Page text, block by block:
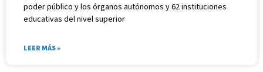
poder público y los órganos autónomos y 62 instituciones
educativas del nivel superior
LEER MÁS »